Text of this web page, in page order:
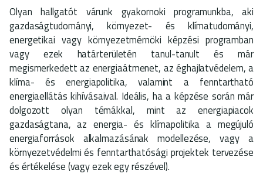
Olyan hallgatót várunk gyakornoki programunkba, aki
gazdaságtudományi, környezet- és klímatudományi,
energetikai vagy környezetmérnöki képzési programban
vagy ezek határterületén tanul-tanult és már
megismerkedett az energiaátmenet, az éghajlatvédelem, a
klíma- és energiapolitika, valamint a fenntartható
energiaellátás kihívásaival. Ideális, ha a képzése során már
dolgozott olyan témákkal, mint az energiapiacok
gazdaságtana, az energia- és klímapolitika a megújuló
energiaforrások alkalmazásának modellezése, vagy a
környezetvédelmi és fenntarthatósági projektek tervezése
és értékelése (vagy ezek egy részével).